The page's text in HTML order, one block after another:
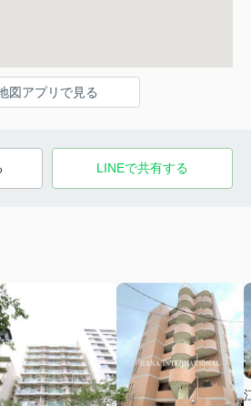
図アプリで見る
LINEで共有する